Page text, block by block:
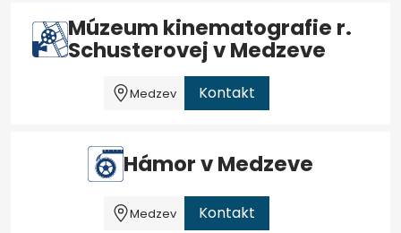
Múzeum kinematografie r.
Schusterovej v Medzeve
Medzev Kontakt
Hámor v Medzeve
Medzev Kontakt